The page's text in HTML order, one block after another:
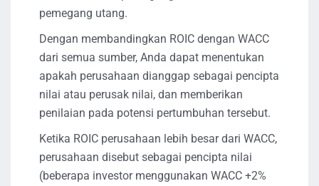
pemegang utang.
Dengan membandingkan ROIC dengan WACC
dari semua sumber, Anda dapat menentukan
apakah perusahaan dianggap sebagai pencipta
nilai atau perusak nilai, dan memberikan
penilaian pada potensi pertumbuhan tersebut.
Ketika ROIC perusahaan lebih besar dari WACC,
perusahaan disebut sebagai pencipta nilai
(beberapa investor menggunakan WACC +2%